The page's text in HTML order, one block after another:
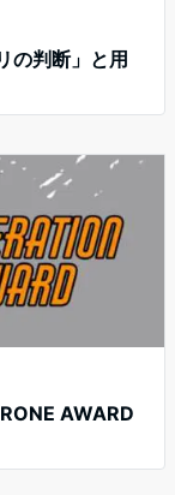
の判断」と用
AWARD